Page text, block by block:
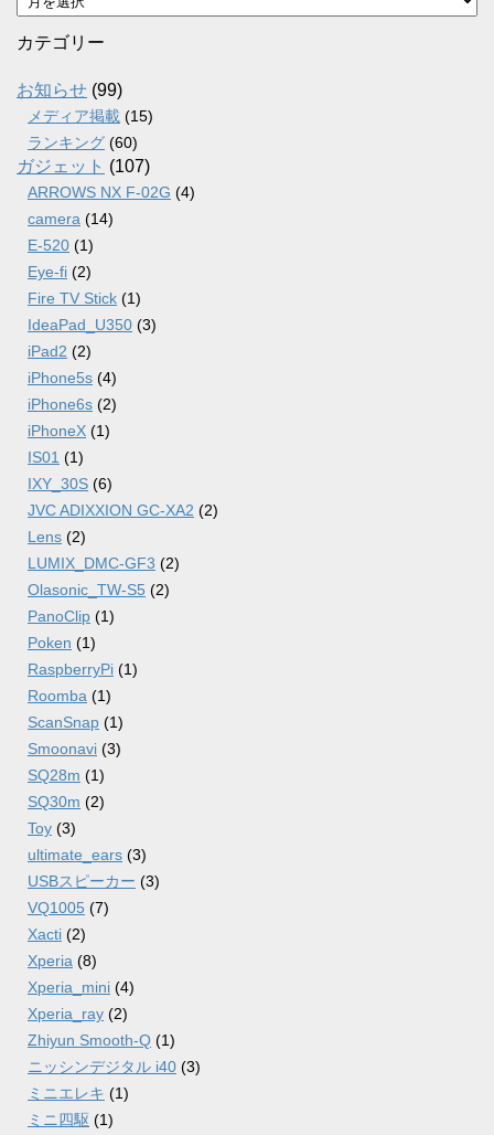
ー
カ
ブ
カテゴリー
お知らせ (99)
メディア掲載 (15)
ランキング (60)
ガジェット (107)
ARROWS NX F-02G (4)
camera (14)
E-520 (1)
Eye-fi (2)
Fire TV Stick (1)
IdeaPad_U350 (3)
iPad2 (2)
iPhone5s (4)
iPhone6s (2)
iPhoneX (1)
IS01 (1)
IXY_30S (6)
JVC ADIXXION GC-XA2 (2)
Lens (2)
LUMIX_DMC-GF3 (2)
Olasonic_TW-S5 (2)
PanoClip (1)
Poken (1)
RaspberryPi (1)
Roomba (1)
ScanSnap (1)
Smoonavi (3)
SQ28m (1)
SQ30m (2)
Toy (3)
ultimate_ears (3)
USBスピーカー (3)
VQ1005 (7)
Xacti (2)
Xperia (8)
Xperia_mini (4)
Xperia_ray (2)
Zhiyun Smooth-Q (1)
ニッシンデジタル i40 (3)
ミニエレキ (1)
ミニ四駆 (1)